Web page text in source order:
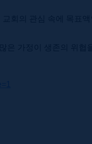
회의 관심 속에 목표